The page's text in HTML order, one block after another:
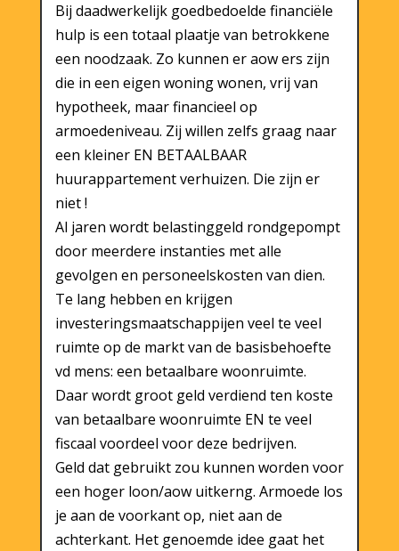
Bij daadwerkelijk goedbedoelde financiële
hulp is een totaal plaatje van betrokkene
een noodzaak. Zo kunnen er aow ers zijn
die in een eigen woning wonen, vrij van
hypotheek, maar financieel op
armoedeniveau. Zij willen zelfs graag naar
een kleiner EN BETAALBAAR
huurappartement verhuizen. Die zijn er
niet !
Al jaren wordt belastinggeld rondgepompt
door meerdere instanties met alle
gevolgen en personeelskosten van dien.
Te lang hebben en krijgen
investeringsmaatschappijen veel te veel
ruimte op de markt van de basisbehoefte
vd mens: een betaalbare woonruimte.
Daar wordt groot geld verdiend ten koste
van betaalbare woonruimte EN te veel
fiscaal voordeel voor deze bedrijven.
Geld dat gebruikt zou kunnen worden voor
een hoger loon/aow uitkerng. Armoede los
je aan de voorkant op, niet aan de
achterkant. Het genoemde idee gaat het